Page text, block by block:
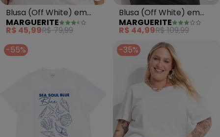
Blusa (Off White) em
Algodão
MARGUERITE
R$ 45,99R$ 79,99
Blusa (Off White) em
Malha Crepe
MARGUERITE
R$ 44,99R$ 109,99
-55%
-35%